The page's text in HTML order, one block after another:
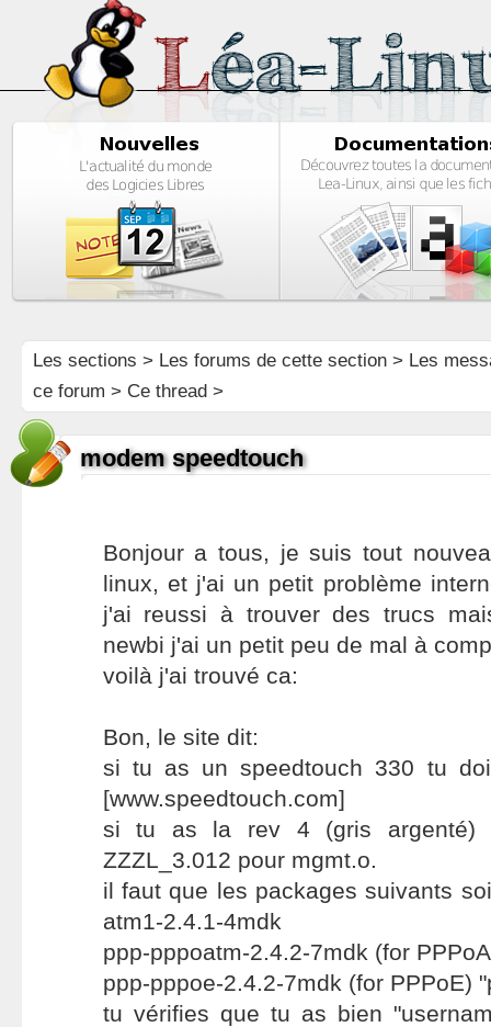
Les sections > Les forums de cette section> Les
ce forum > Ce thread >
modem speedtouch
Bonjour a tous, je suis tout
linux, et j'ai un petit problème
j'ai reussi à trouver des trucs
newbi j'ai un petit peu de mal à
voilà j'ai trouvé ca:
Bon, le site dit:
si tu as un speedtouch 330 tu
[www.speedtouch.com]
si tu as la rev 4 (gris argenté)
ZZZL_3.012 pour mgmt.o.
il faut que les packages suivants
atm1-2.4.1-4mdk
ppp-pppoatm-2.4.2-7mdk (for
ppp-pppoe-2.4.2-7mdk (for PPPoE)
tu vérifies que tu as bien